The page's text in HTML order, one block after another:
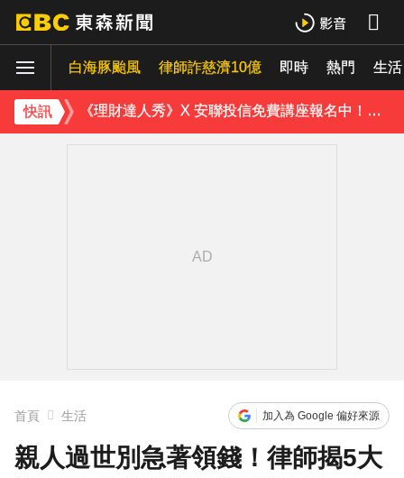
白海豚颱風 律師詐慈濟10億 即時 熱門 生活
快訊
獨家／金價衝高！1公斤金塊值458萬 較1個月前增近28萬
《理財達人秀》X 安聯投信免費講座報名中！搶先卡位 2027
首頁 生活 加入為 Google 偏好來源
親人過世別急著領錢！律師揭5大